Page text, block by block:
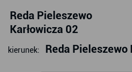
Reda Pieleszewo
Karłowicza 02
kierunek: Reda Pieleszewo